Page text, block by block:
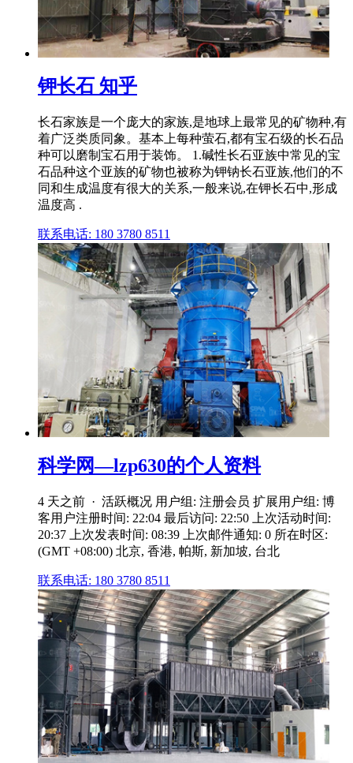
钾长石 知乎
长石家族是一个庞大的家族,是地球上最常见的矿物种,有
着广泛类质同象。基本上每种萤石,都有宝石级的长石品
种可以磨制宝石用于装饰。 1.碱性长石亚族中常见的宝
石品种这个亚族的矿物也被称为钾钠长石亚族,他们的不
同和生成温度有很大的关系,一般来说,在钾长石中,形成
温度高 .
联系电话: 180 3780 8511
科学网—lzp630的个人资料
4 天之前 · 活跃概况 用户组: 注册会员 扩展用户组: 博
客用户注册时间: 22:04 最后访问: 22:50 上次活动时间:
20:37 上次发表时间: 08:39 上次邮件通知: 0 所在时区:
(GMT +08:00) 北京, 香港, 帕斯, 新加坡, 台北
联系电话: 180 3780 8511